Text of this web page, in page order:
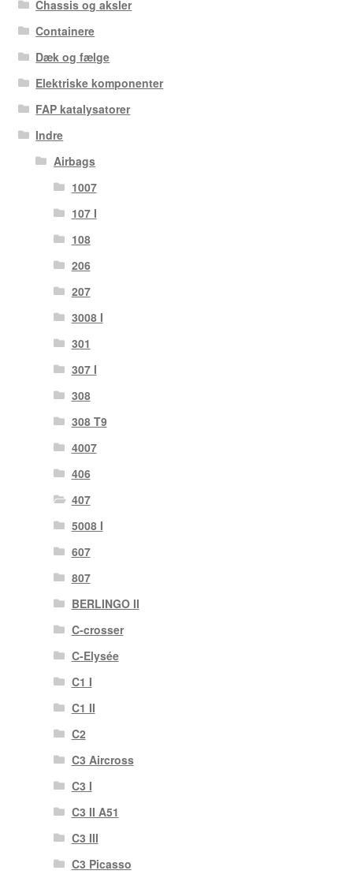
Chassis og aksler
Containere
Dæk og fælge
Elektriske komponenter
FAP katalysatorer
Indre
Airbags
1007
107 I
108
206
207
3008 I
301
307 I
308
308 T9
4007
406
407
5008 I
607
807
BERLINGO II
C-crosser
C-Elysée
C1 I
C1 II
C2
C3 Aircross
C3 I
C3 II A51
C3 III
C3 Picasso